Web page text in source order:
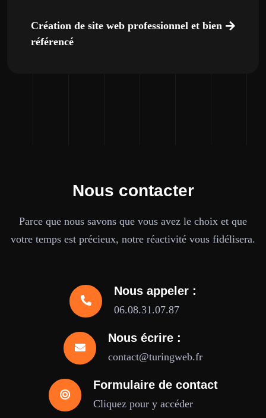
Création de site web professionnel et bien
référencé
Nous contacter
Parce que nous savons que vous avez le choix et que
votre temps est précieux, notre réactivité vous fidélisera.
Nous appeler :
06.08.31.07.87
Nous écrire :
contact@turingweb.fr
Formulaire de contact
Cliquez pour y accéder